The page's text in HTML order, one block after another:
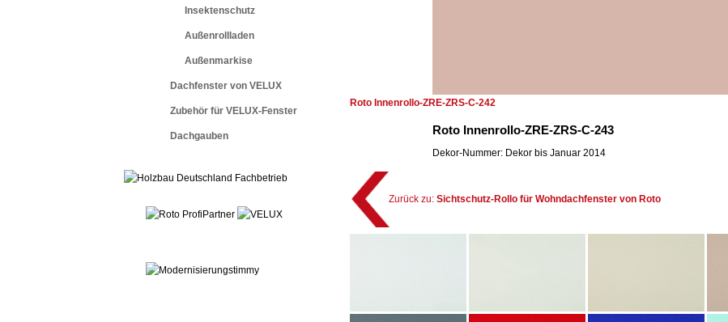
Insektenschutz
Außenrollladen
Außenmarkise
Dachfenster von VELUX
Zubehör für VELUX-Fenster
Dachgauben
Roto Innenrollo-ZRE-ZRS-C-242
Roto Innenrollo-ZRE-ZRS-C-243
Dekor-Nummer: Dekor bis Januar 2014
Zurück zu: Sichtschutz-Rollo für Wohndachfenster von Roto